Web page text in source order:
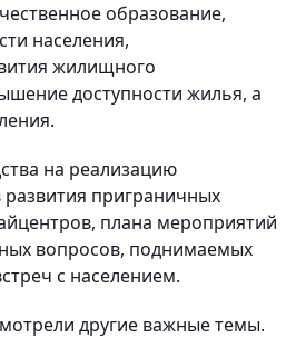
образование,
населения,
жилищного
доступности жилья, а
на реализацию
приграничных
плана мероприятий
вопросов, поднимаемых
с населением.
другие важные темы.